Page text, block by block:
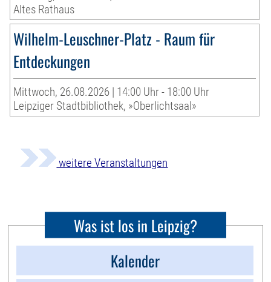
Altes Rathaus
Wilhelm-Leuschner-Platz - Raum für
Entdeckungen
Mittwoch, 26.08.2026 | 14:00 Uhr - 18:00 Uhr
Leipziger Stadtbibliothek, »Oberlichtsaal»
weitere Veranstaltungen
Was ist los in Leipzig?
Kalender